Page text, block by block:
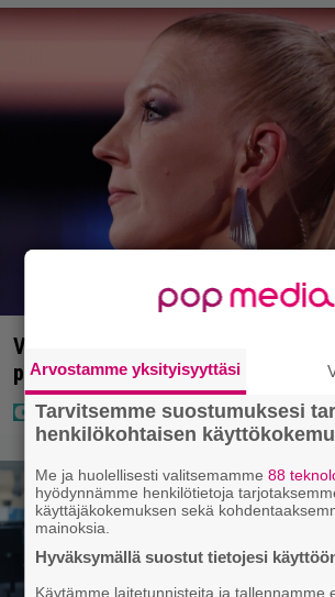
Vappu Pimiä sai huonoa palvelua
pettyi siellä kahteen asiaan
Arvostamme yksityisyyttäsi
Tarvitsemme suostumuksesi
henkilökohtaisen
Me ja huolellisesti valitsemamme88
hyödynnämme henkilötietoja
käyttäjäkokemuksen sekä
mainoksia.
Hyväksymällä suostut tietojesi
Käytämme laitetunnisteita ja tallennamme